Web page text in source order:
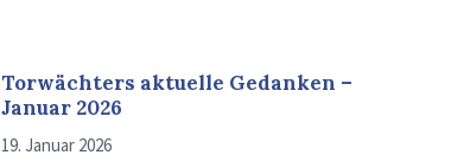
Torwächters aktuelle Gedanken –
Januar 2026
19. Januar 2026